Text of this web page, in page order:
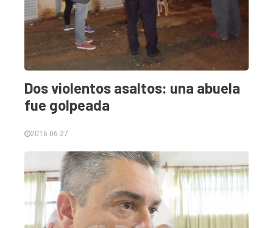
Dos violentos asaltos: una abuela
fue golpeada
2016-06-27